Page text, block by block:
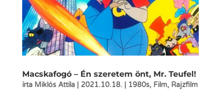
Macskafogó – Én szeretem önt, Mr. Teufel!
írta Miklós Attila| 2021.10.18. 1980s, Film, Rajzfilm